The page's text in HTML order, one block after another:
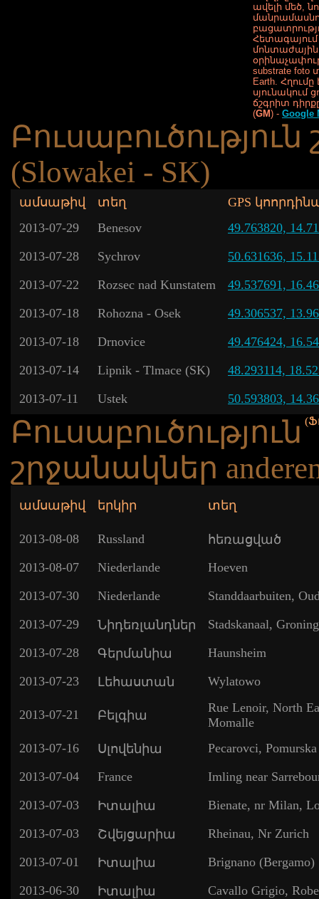
ավելի մեծ,
Հետագայում
մոնտաժային
substrate foto
Earth. Հղումը
սյունակում
ճշգրիտ
(GM) - Google
Բուսաբուծություն
(Slowakei - SK)
ամսաթիվ տեղ
GPS
2013-07-29
Benesov
49.763820,
2013-07-28
Sychrov
50.631636,
2013-07-22
Rozsec nad Kunstatem
49.537691,
2013-07-18
Rohozna - Osek
49.306537,
2013-07-18
Drnovice
49.476424,
2013-07-14
Lipnik - Tlmace (SK)
48.293114,
2013-07-11
Ustek 50.593803,
Բուսաբուծություն
շրջանակներ anderen
ամսաթիվ երկիր տեղ
2013-08-08 Russland
հեռացված
2013-08-07
Niederlande
Hoeven
2013-07-30
Niederlande
Standdaarbuiten,
2013-07-29
Նիդեռլանդներ
Stadskanaal,
2013-07-28
Գերմանիա
Haunsheim
2013-07-23
Լեհաստան Wylatowo
2013-07-21 Բելգիա
Rue Lenoir, North
Momalle
2013-07-16
Սլովենիա
Pecarovci, Pomurska
2013-07-04
France
Imling near
2013-07-03
Իտալիա
Bienate, nr Milan,
2013-07-03
Շվեյցարիա
Rheinau, Nr Zurich
2013-07-01
Իտալիա
Brignano (Bergamo)
2013-06-30
Իտալիա
Cavallo Grigio,